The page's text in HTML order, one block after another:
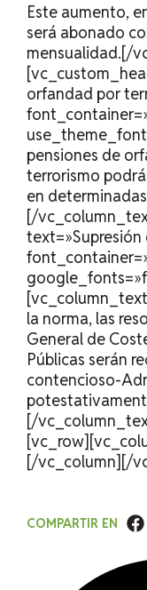
Este aumento,
será abonado
mensualidad.[/
orfandad por
pensiones de
terrorismo
en
[/
text=»Supresión
la norma, las
General de
Públicas serán
contencioso-
[/
[/vc_column][/
COMPARTIR EN